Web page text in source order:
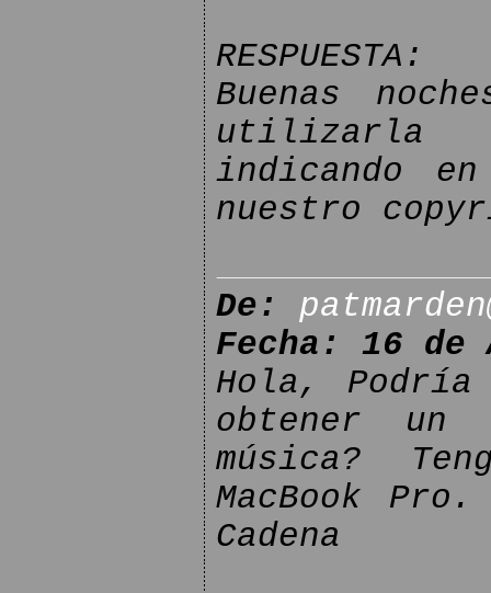
RESPUESTA:
Buenas
utilizarla
indicando
nuestro
De:
Fecha: 16
Hola, Podría
obtener un
música?
MacBook
Cadena